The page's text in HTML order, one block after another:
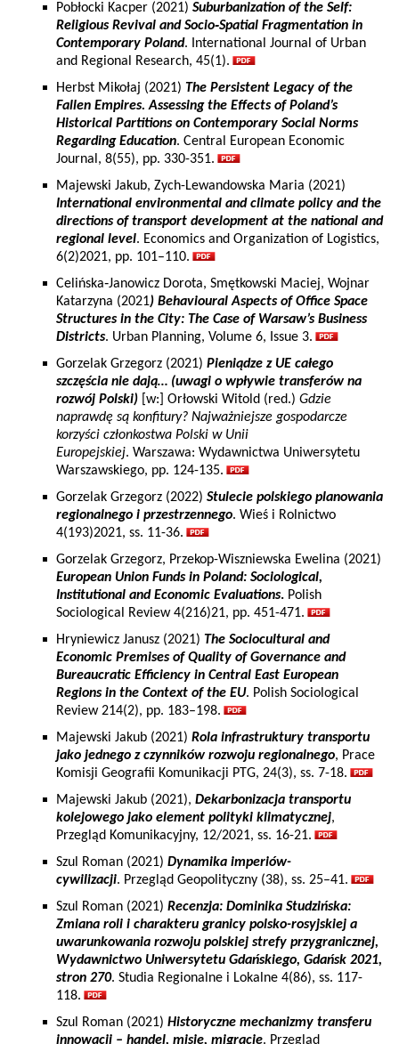
Pobłocki Kacper (2021) Suburbanization of the Self:
Religious Revival and Socio‐Spatial Fragmentation in
Contemporary Poland. International Journal of Urban
and Regional Research, 45(1).
Herbst Mikołaj (2021) The Persistent Legacy of the
Fallen Empires. Assessing the Effects of Poland’s
Historical Partitions on Contemporary Social Norms
Regarding Education. Central European Economic
Journal, 8(55), pp. 330-351.
Majewski Jakub, Zych-Lewandowska Maria (2021)
International environmental and climate policy and the
directions of transport development at the national and
regional level. Economics and Organization of Logistics,
6(2)2021, pp. 101–110.
Celińska‐Janowicz Dorota, Smętkowski Maciej, Wojnar
Katarzyna (2021) Behavioural Aspects of Office Space
Structures in the City: The Case of Warsaw’s Business
Districts. Urban Planning, Volume 6, Issue 3.
Gorzelak Grzegorz (2021) Pieniądze z UE całego
szczęścia nie dają… (uwagi o wpływie transferów na
rozwój Polski) [w:] Orłowski Witold (red.) Gdzie
naprawdę są konfitury? Najważniejsze gospodarcze
korzyści członkostwa Polski w Unii
Europejskiej. Warszawa: Wydawnictwa Uniwersytetu
Warszawskiego, pp. 124-135.
Gorzelak Grzegorz (2022) Stulecie polskiego planowania
regionalnego i przestrzennego. Wieś i Rolnictwo
4(193)2021, ss. 11-36.
Gorzelak Grzegorz, Przekop-Wiszniewska Ewelina (2021)
European Union Funds in Poland: Sociological,
Institutional and Economic Evaluations. Polish
Sociological Review 4(216)21, pp. 451-471.
Hryniewicz Janusz (2021) The Sociocultural and
Economic Premises of Quality of Governance and
Bureaucratic Efficiency in Central East European
Regions in the Context of the EU. Polish Sociological
Review 214(2), pp. 183–198.
Majewski Jakub (2021) Rola infrastruktury transportu
jako jednego z czynników rozwoju regionalnego, Prace
Komisji Geografii Komunikacji PTG, 24(3), ss. 7-18.
Majewski Jakub (2021), Dekarbonizacja transportu
kolejowego jako element polityki klimatycznej,
Przegląd Komunikacyjny, 12/2021, ss. 16-21.
Szul Roman (2021) Dynamika imperiów-
cywilizacji. Przegląd Geopolityczny (38), ss. 25–41.
Szul Roman (2021) Recenzja: Dominika Studzińska:
Zmiana roli i charakteru granicy polsko-rosyjskiej a
uwarunkowania rozwoju polskiej strefy przygranicznej,
Wydawnictwo Uniwersytetu Gdańskiego, Gdańsk 2021,
stron 270. Studia Regionalne i Lokalne 4(86), ss. 117-
118.
Szul Roman (2021) Historyczne mechanizmy transferu
innowacji – handel, misje, migracje. Przegląd